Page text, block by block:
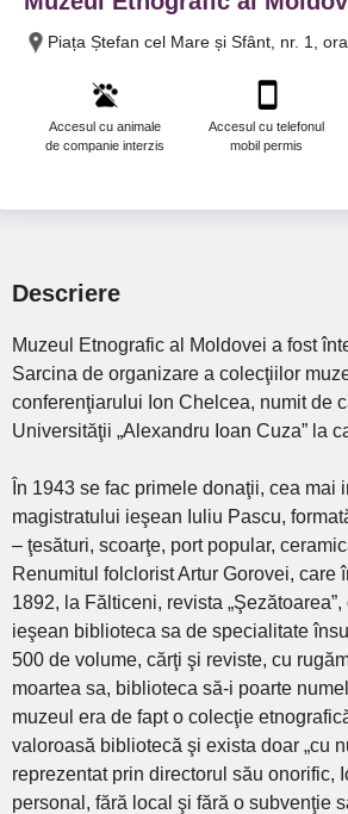
Piața Ștefan cel Mare și Sfânt, nr. 1,
Accesul cu animale
de companie interzis
Accesul cu telefonul
mobil permis
Descriere
Muzeul Etnografic al Moldovei a fost
Sarcina de organizare a colecţiilor
conferenţiarului Ion Chelcea, numit de
Universităţii „Alexandru Ioan Cuza” la
În 1943 se fac primele donaţii, cea mai
magistratului ieşean Iuliu Pascu,
– ţesături, scoarţe, port popular,
Renumitul folclorist Artur Gorovei, care
1892, la Fălticeni, revista
ieşean biblioteca sa de specialitate
500 de volume, cărţi şi reviste, cu
moartea sa, biblioteca să-i poarte
muzeul era de fapt o colecţie
valoroasă bibliotecă şi exista doar „cu
reprezentat prin directorul său onorific,
personal, fără local şi fără o subvenţie